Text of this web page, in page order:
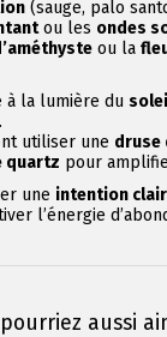
(sauge, palo
ou les ondes
ou la
à la lumière du
.
utiliser une druse
quartz pour
une intention
l’énergie
aussi